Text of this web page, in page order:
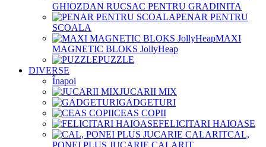
GHIOZDAN RUCSAC PENTRU GRADINITA
PENAR PENTRU
SCOALA
MAXI
MAGNETIC BLOKS JollyHeap
PUZZLE
DIVERSE
Înapoi
JUCARII MIX
GADGETURI
CEAS COPII
FELICITARI HAIOASE
CAL,
PONEI PLUS JUCARIE CALARIT